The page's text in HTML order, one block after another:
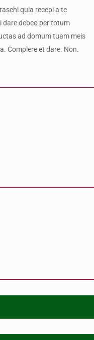
quia recepi a te
dare debeo per totum
ad domum tuam meis
Complere et dare. Non.